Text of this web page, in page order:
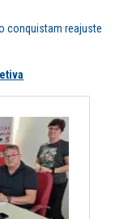
conquistam reajuste